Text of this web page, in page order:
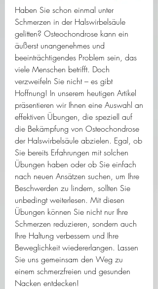
Haben Sie schon einmal unter
Schmerzen in der Halswirbelsäule
gelitten? Osteochondrose kann ein
äußerst unangenehmes und
beeinträchtigendes Problem sein, das
viele Menschen betrifft. Doch
verzweifeln Sie nicht – es gibt
Hoffnung! In unserem heutigen Artikel
präsentieren wir Ihnen eine Auswahl an
effektiven Übungen, die speziell auf
die Bekämpfung von Osteochondrose
der Halswirbelsäule abzielen. Egal, ob
Sie bereits Erfahrungen mit solchen
Übungen haben oder ob Sie einfach
nach neuen Ansätzen suchen, um Ihre
Beschwerden zu lindern, sollten Sie
unbedingt weiterlesen. Mit diesen
Übungen können Sie nicht nur Ihre
Schmerzen reduzieren, sondern auch
Ihre Haltung verbessern und Ihre
Beweglichkeit wiedererlangen. Lassen
Sie uns gemeinsam den Weg zu
einem schmerzfreien und gesunden
Nacken entdecken!